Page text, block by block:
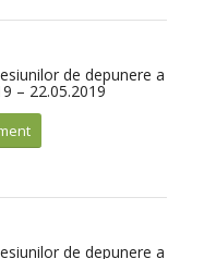
de depunere a
– 22.05.2019
de depunere a